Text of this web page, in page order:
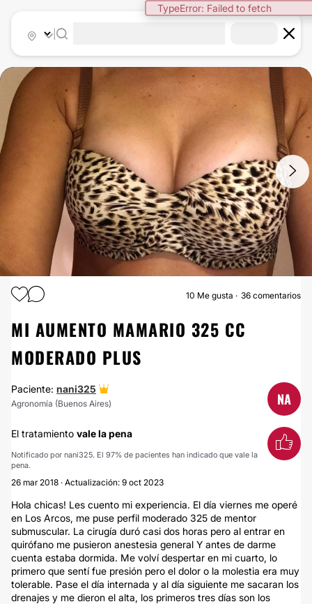
AUMENTO MAMAS
10 Me gusta 36 comentarios
MI AUMENTO MAMARIO 325 CC
MODERADO PLUS
Paciente: nani325
Agronomía (Buenos Aires) NA
El tratamiento vale la pena
Notificado por nani325. El 97% de pacientes han indicado que vale la
pena.
26 mar 2018 · Actualización: 9 oct 2023
Hola chicas! Les cuento mi experiencia. El día viernes me operé
en Los Arcos, me puse perfil moderado 325 de mentor
submuscular. La cirugía duró casi dos horas pero al entrar en
quirófano me pusieron anestesia general Y antes de darme
cuenta estaba dormida. Me volví despertar en mi cuarto, lo
primero que sentí fue presión pero el dolor o la molestia era muy
tolerable. Pase el día internada y al día siguiente me sacaran los
drenajes y me dieron el alta, los primeros tres días son los